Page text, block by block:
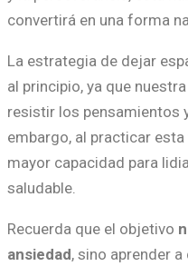
convertirá en una forma
La estrategia de dejar
al principio, ya que
resistir los pensamientos
embargo, al practicar
mayor capacidad para
saludable.
Recuerda que el objetivo
ansiedad, sino aprender